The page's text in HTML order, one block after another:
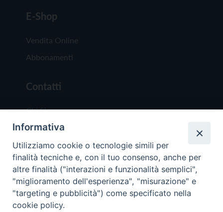
E-Shop
Vendita Online
Abbonamenti
Contatti
Chi Siamo
Redazione
Scrivici
Copyright © 2019 - Tutti i diritti riservati - Vita
Informativa
Utilizziamo cookie o tecnologie simili per
finalità tecniche e, con il tuo consenso, anche per
altre finalità ("interazioni e funzionalità semplici",
"miglioramento dell'esperienza", "misurazione" e
"targeting e pubblicità") come specificato nella
cookie policy.